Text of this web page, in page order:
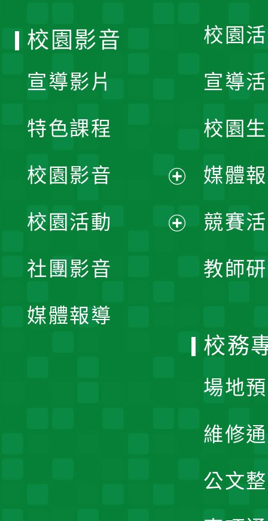
校園
宣導
校園
媒體
競賽
教師
校園影音
宣導影片
特色課程
校園影音
開
校園活動
社團影音
媒體報導
校務
場地
維修
公文